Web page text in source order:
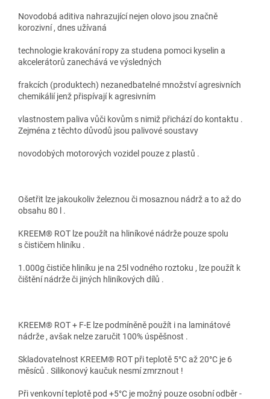
Novodobá aditiva nahrazující nejen olovo jsou značně
korozivní , dnes užívaná
technologie krakování ropy za studena pomoci kyselin a
akcelerátorů zanechává ve výsledných
frakcích (produktech) nezanedbatelné množství agresivních
chemikálií jenž přispívají k agresivním
vlastnostem paliva vůči kovům s nimiž přichází do kontaktu .
Zejména z těchto důvodů jsou palivové soustavy
novodobých motorových vozidel pouze z plastů .
Ošetřit lze jakoukoliv železnou či mosaznou nádrž a to až do
obsahu 80 l .
KREEM® ROT lze použít na hliníkové nádrže pouze spolu
s čističem hliníku .
1.000g čističe hliníku je na 25l vodného roztoku , lze použít k
čištění nádrže či jiných hliníkových dílů .
KREEM® ROT + F-E lze podmíněně použít i na laminátové
nádrže , avšak nelze zaručit 100% úspěšnost .
Skladovatelnost KREEM® ROT při teplotě 5°C až 20°C je 6
měsíců . Silikonový kaučuk nesmí zmrznout !
Při venkovní teplotě pod +5°C je možný pouze osobní odběr -